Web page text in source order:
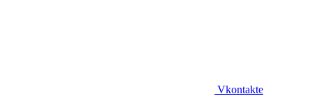
Vkontakte